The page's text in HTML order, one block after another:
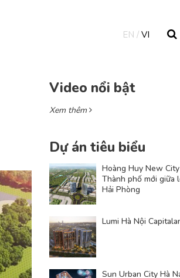
EN VI
Video nổi bật
Xem thêm
Dự án tiêu biểu
Hoàng Huy New
Thành phố mới giữa
Hải Phòng
Lumi Hà Nội
Sun Urban City Hà